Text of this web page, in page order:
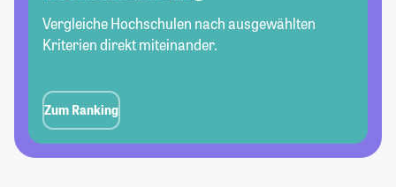
Vergleiche Hochschulen nach ausgewählten
Kriterien direkt miteinander.
Zum Ranking